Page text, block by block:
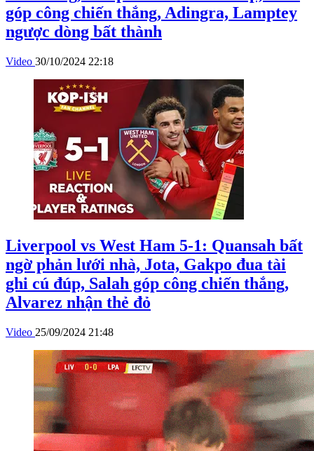
góp công chiến thắng, Adingra, Lamptey
ngược dòng bất thành
Video 30/10/2024 22:18
Liverpool vs West Ham 5-1: Quansah bất
ngờ phản lưới nhà, Jota, Gakpo đua tài
ghi cú đúp, Salah góp công chiến thắng,
Alvarez nhận thẻ đỏ
Video 25/09/2024 21:48